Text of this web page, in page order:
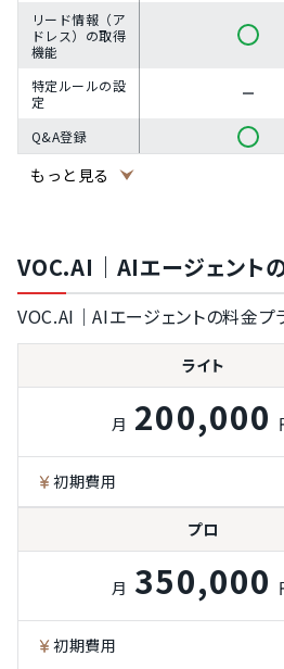
リード情報（ア
ドレス）の取得
機能
特定ルールの設
定
Q&A登録
有人対応機能
起動率やCVRの
分析機能
ABテスト機能
もっと見る
VOC.AI｜AIエージェント
VOC.AI｜AIエージェントの料金プ
ライト
月 200,000
初期費用
プロ
月 350,000
初期費用